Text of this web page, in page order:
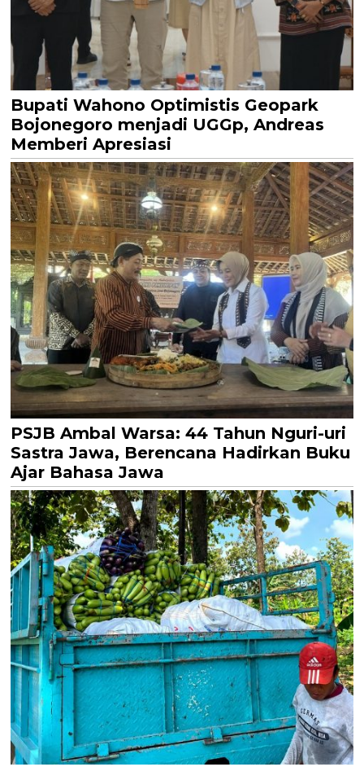
Bupati Wahono Optimistis Geopark
Bojonegoro menjadi UGGp, Andreas
Memberi Apresiasi
PSJB Ambal Warsa: 44 Tahun Nguri-uri
Sastra Jawa, Berencana Hadirkan Buku
Ajar Bahasa Jawa